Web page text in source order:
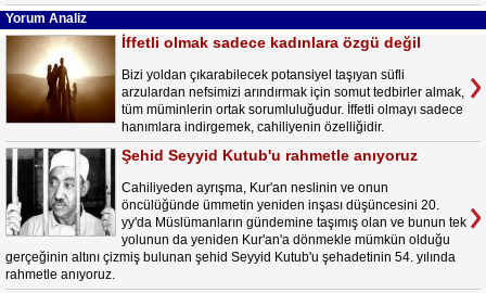
Yorum Analiz
İffetli olmak sadece kadınlara özgü değil
Bizi yoldan çıkarabilecek potansiyel taşıyan süfli
arzulardan nefsimizi arındırmak için somut tedbirler almak,
tüm müminlerin ortak sorumluluğudur. İffetli olmayı sadece
hanımlara indirgemek, cahiliyenin özelliğidir.
Şehid Seyyid Kutub'u rahmetle anıyoruz
Cahiliyeden ayrışma, Kur'an neslinin ve onun
öncülüğünde ümmetin yeniden inşası düşüncesini 20.
yy'da Müslümanların gündemine taşımış olan ve bunun tek
yolunun da yeniden Kur'an'a dönmekle mümkün olduğu
gerçeğinin altını çizmiş bulunan şehid Seyyid Kutub'u şehadetinin 54. yılında
rahmetle anıyoruz.